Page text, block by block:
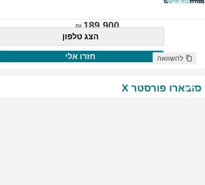
189,900
הצג טלפון
חזרו אלי להשוואה
סובארו פורסטר X